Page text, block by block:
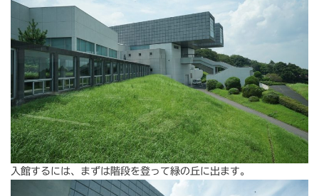
入館するには、まずは階段を登って緑の丘に出ます。